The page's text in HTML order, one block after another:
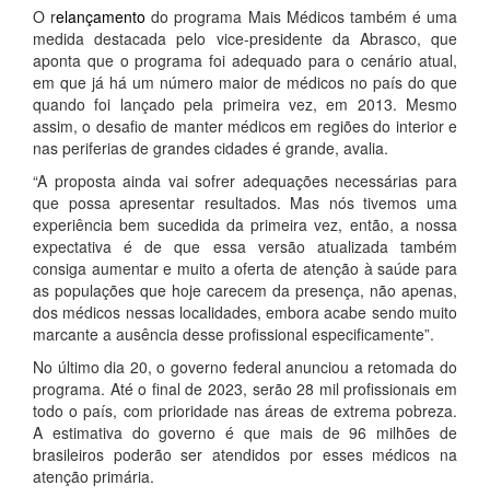
O relançamento do programa Mais Médicos também é uma
medida destacada pelo vice-presidente da Abrasco, que
aponta que o programa foi adequado para o cenário atual,
em que já há um número maior de médicos no país do que
quando foi lançado pela primeira vez, em 2013. Mesmo
assim, o desafio de manter médicos em regiões do interior e
nas periferias de grandes cidades é grande, avalia.
“A proposta ainda vai sofrer adequações necessárias para
que possa apresentar resultados. Mas nós tivemos uma
experiência bem sucedida da primeira vez, então, a nossa
expectativa é de que essa versão atualizada também
consiga aumentar e muito a oferta de atenção à saúde para
as populações que hoje carecem da presença, não apenas,
dos médicos nessas localidades, embora acabe sendo muito
marcante a ausência desse profissional especificamente”.
No último dia 20, o governo federal anunciou a retomada do
programa. Até o final de 2023, serão 28 mil profissionais em
todo o país, com prioridade nas áreas de extrema pobreza.
A estimativa do governo é que mais de 96 milhões de
brasileiros poderão ser atendidos por esses médicos na
atenção primária.